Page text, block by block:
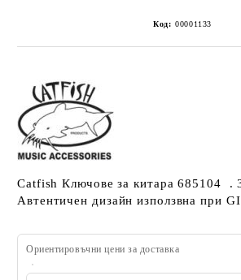
Код: 00001133
Catfish Ключове за китара 685104 .
Автентичен дизайн използвна при
Ориентировъчни цени за доставка